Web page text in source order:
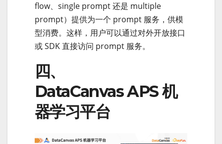
flow、single prompt 还是 multiple
prompt）提供为一个 prompt 服务，供模
型消费。这样，用户可以通过对外开放接口
或 SDK 直接访问 prompt 服务。
四、
DataCanvas APS 机
器学习平台